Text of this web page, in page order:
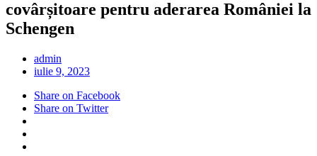
covârșitoare pentru aderarea României la
Schengen
admin
iulie 9, 2023
Share on Facebook
Share on Twitter